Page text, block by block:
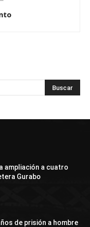
ampliación a cuatro
Gurabo
de prisión a hombre